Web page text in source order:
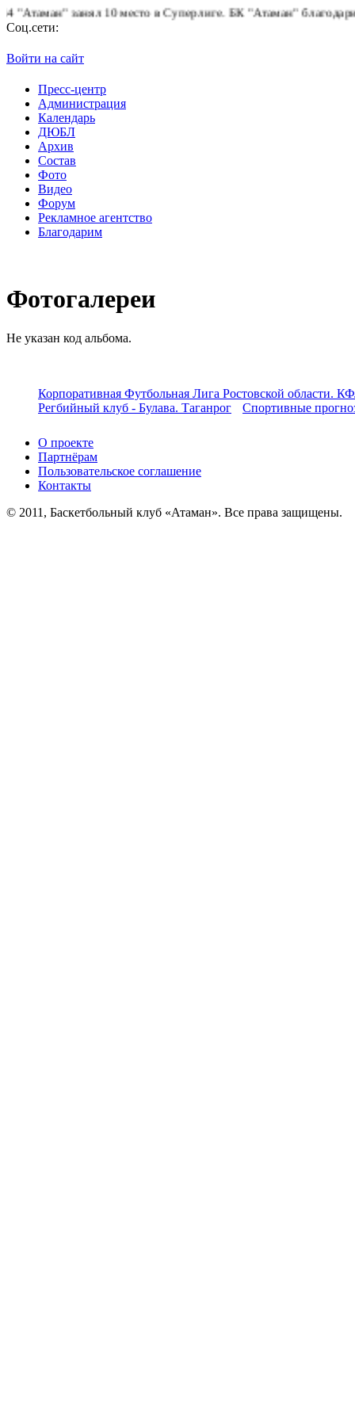
занял 10 место в Суперлиге.БК "Атаман" благодарит
Соц.сети:
Войти на сайт
Пресс-центр
Администрация
Календарь
ДЮБЛ
Архив
Состав
Фото
Видео
Форум
Рекламное агентство
Благодарим
Фотогалереи
Не указан код альбома.
Корпоративная Футбольная Лига Ростовской области.
Регбийный клуб - Булава. Таганрог
Спортивные
О проекте
Партнёрам
Пользовательское соглашение
Контакты
© 2011, Баскетбольный клуб «Атаман». Все права защищены.